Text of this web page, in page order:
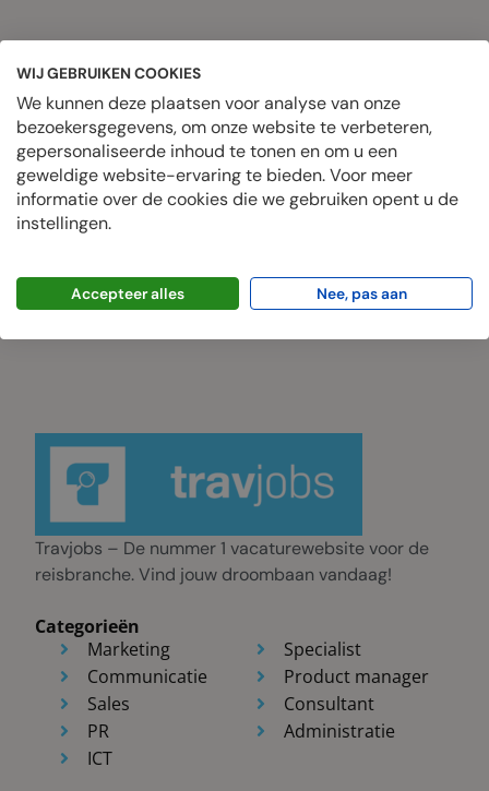
OVER HET BEDRIJF
Datum geplaatst
februari 10, 2026
Geplaatste banen
0 Vacatures
Travjobs – De nummer 1 vacaturewebsite voor de
reisbranche. Vind jouw droombaan vandaag!
Categorieën
Marketing
Communicatie
Sales
PR
ICT
Specialist
Product manager
Consultant
Administratie
WIJ GEBRUIKEN COOKIES
We kunnen deze plaatsen voor analyse van onze
bezoekersgegevens, om onze website te verbeteren,
gepersonaliseerde inhoud te tonen en om u een
geweldige website-ervaring te bieden. Voor meer
informatie over de cookies die we gebruiken opent u de
instellingen.
Accepteer alles Nee, pas aan